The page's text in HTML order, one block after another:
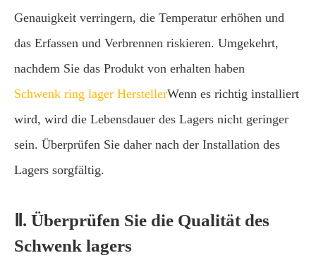
Genauigkeit verringern, die Temperatur erhöhen und
das Erfassen und Verbrennen riskieren. Umgekehrt,
nachdem Sie das Produkt von erhalten haben
Schwenk ring lager HerstellerWenn es richtig installiert
wird, wird die Lebensdauer des Lagers nicht geringer
sein. Überprüfen Sie daher nach der Installation des
Lagers sorgfältig.
Ⅱ. Überprüfen Sie die Qualität des
Schwenk lagers